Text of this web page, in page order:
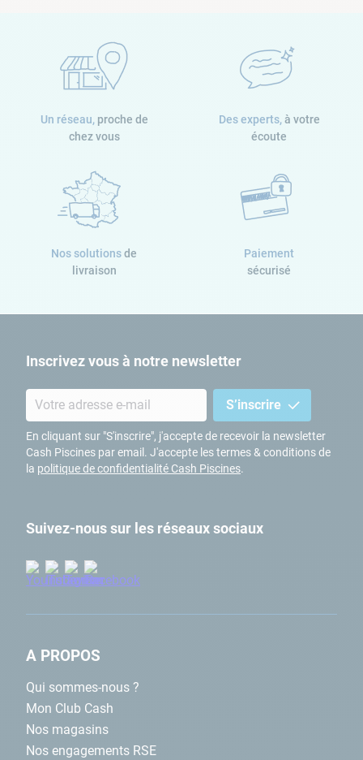
Un réseau, proche de
chez vous
Des experts,à votre
écoute
Nos solutionsde
livraison
Paiement
sécurisé
Inscrivez vous à notre newsletter
S’inscrire
En cliquant sur "S'inscrire", j'accepte de recevoir la newsletter
Cash Piscines par email. J'accepte les termes & conditions de
la politique de confidentialité Cash Piscines.
Suivez-nous sur les réseaux sociaux
A PROPOS
Qui sommes-nous ?
Mon Club Cash
Nos magasins
Nos engagements RSE